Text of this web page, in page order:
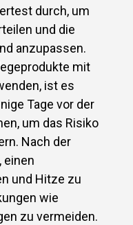
durch, um
und die
anzupassen.
mit
ist es
Tage vor der
um das Risiko
Nach der
einen
und Hitze zu
wie
zu vermeiden.